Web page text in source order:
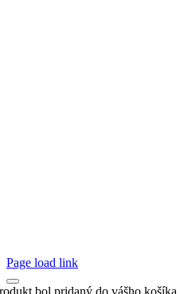
Page load link
bol pridaný do vášho košíka.